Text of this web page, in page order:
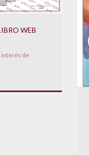
WEB
interés de